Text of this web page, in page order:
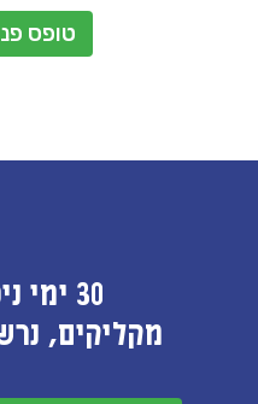
טופס
30 ימי ניסיון חינם -
מקליקים,